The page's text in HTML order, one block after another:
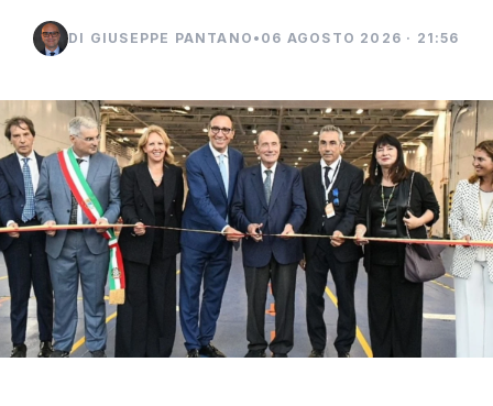
DI GIUSEPPE PANTANO • 06 AGOSTO 2026 · 21:56